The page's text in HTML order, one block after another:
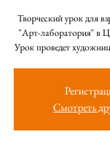
Творческий урок для
"Арт-лаборатория" в
Урок проведет
Смотреть